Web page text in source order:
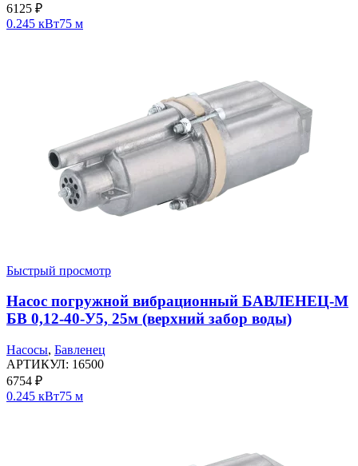
6125 ₽
0.245 кВт75 м
Быстрый просмотр
Насос погружной вибрационный БАВЛЕНЕЦ-М
БВ 0,12-40-У5, 25м (верхний забор воды)
Насосы, Бавленец
АРТИКУЛ: 16500
6754 ₽
0.245 кВт75 м